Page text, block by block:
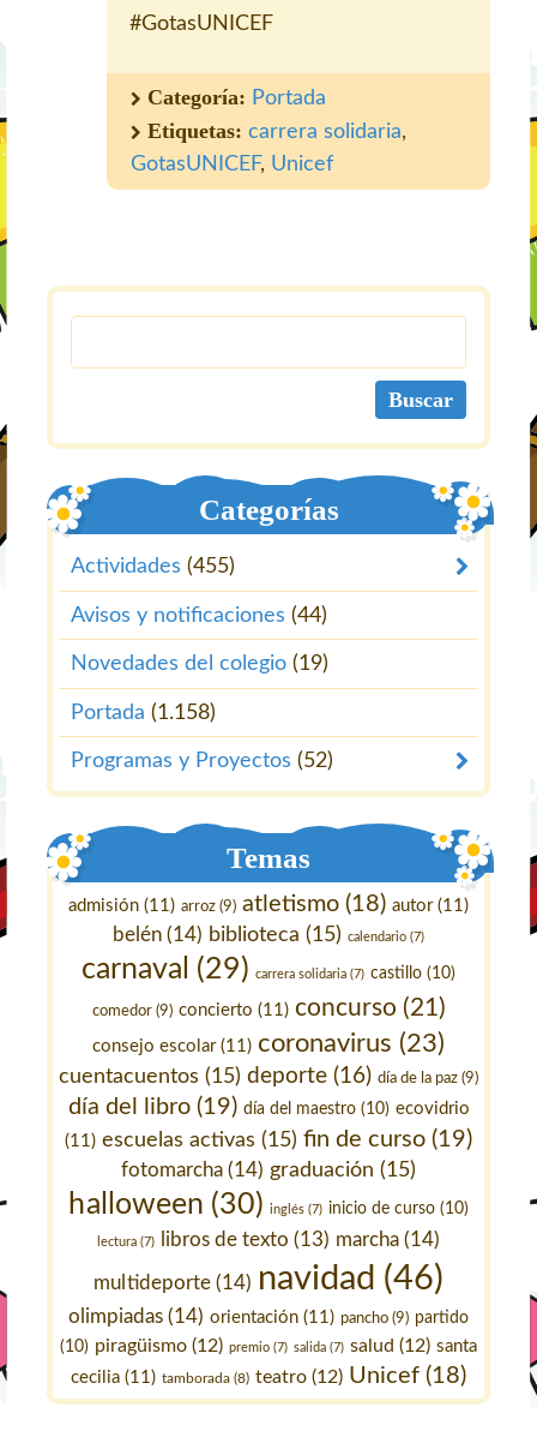
#GotasUNICEF
Categoría: Portada
Etiquetas: carrera solidaria,
GotasUNICEF, Unicef
Categorías
Actividades (455)
Avisos y notificaciones (44)
Novedades del colegio (19)
Portada (1.158)
Programas y Proyectos (52)
Temas
admisión (11) arroz (9) atletismo (18) autor(11)
belén (14) biblioteca (15) calendario (7)
carnaval (29) carrera solidaria (7) castillo (10)
comedor(9) concierto (11) concurso (21)
consejo escolar(11) coronavirus (23)
cuentacuentos (15) deporte (16) día de la paz (9)
día del libro(19) día del maestro(10) ecovidrio
(11) escuelas activas (15) fin de curso (19)
fotomarcha (14) graduación (15)
halloween (30) inglés(7) inicio de curso(10)
lectura (7) libros de texto (13) marcha (14)
multideporte(14) navidad (46)
olimpiadas (14) orientación (11) pancho (9) partido
(10) piragüismo (12) premio (7) salida (7) salud (12) santa
cecilia (11) tamborada (8) teatro (12) Unicef (18)